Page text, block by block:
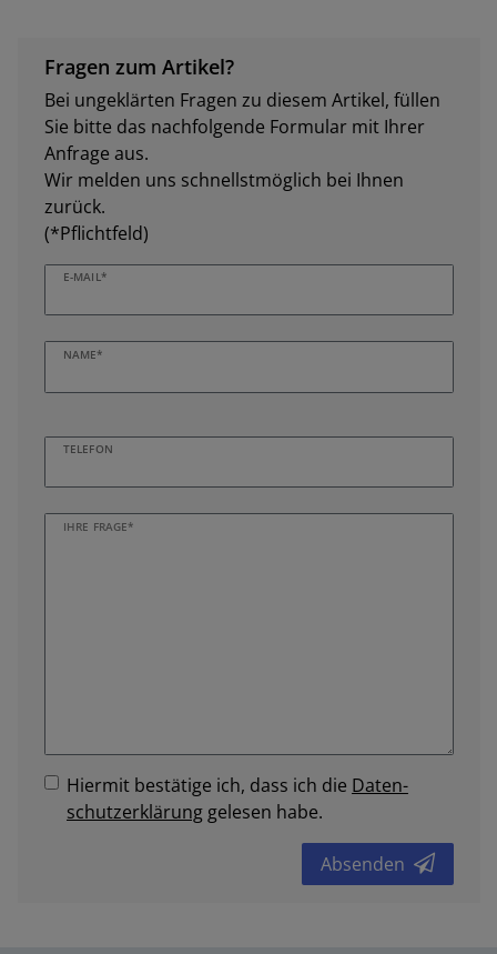
Fragen zum Artikel?
Bei ungeklärten Fragen zu diesem Artikel, füllen
Sie bitte das nachfolgende Formular mit Ihrer
Anfrage aus.
Wir melden uns schnellstmöglich bei Ihnen
zurück.
(*Pflichtfeld)
E-MAIL*
NAME*
TELEFON
IHRE FRAGE*
Hiermit bestätige ich, dass ich die Daten­
schutz­erklärung gelesen habe.
Absenden